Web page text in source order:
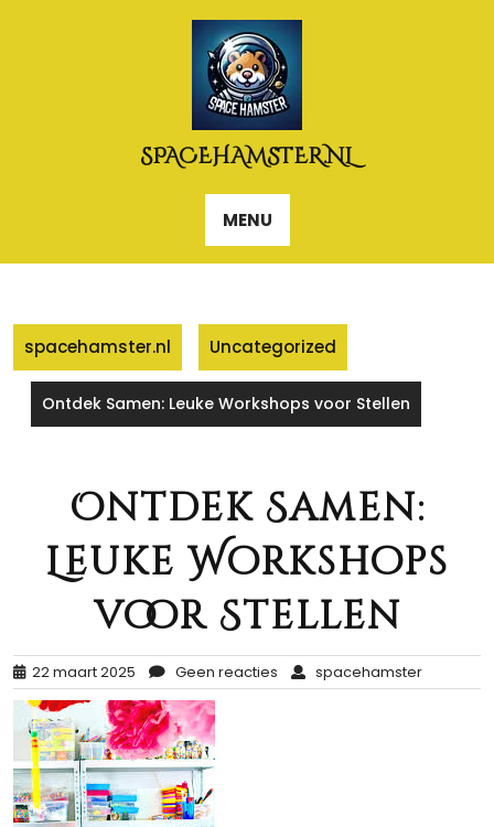
SPACEHAMSTER.NL
MENU
spacehamster.nl Uncategorized
Ontdek Samen: Leuke Workshops voor Stellen
Ontdek Samen:
Leuke Workshops
voor Stellen
22 maart 2025 Geen reacties spacehamster